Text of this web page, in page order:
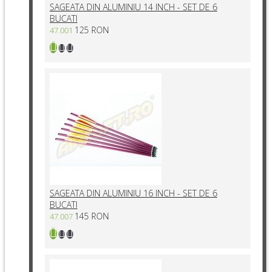
SAGEATA DIN ALUMINIU 14 INCH - SET DE 6
BUCATI
47.001 125 RON
SAGEATA DIN ALUMINIU 16 INCH - SET DE 6
BUCATI
47.007 145 RON